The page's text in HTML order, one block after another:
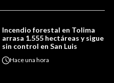
Incendio forestal en Tolima
arrasa 1.555 hectáreas y sigue
sin control en San Luis
Haceuna hora